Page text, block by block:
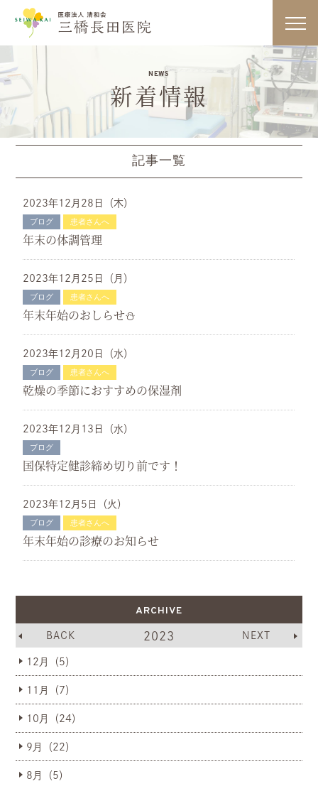
消化器（胃腸）内科
内視鏡内科
医療法人
NEWS
新着情報
記事一覧
2023年12月28日（木）
ブログ 患者さんへ
年末の体調管理
2023年12月25日（月）
ブログ 患者さんへ
年末年始のおしらせ⛄️
2023年12月20日（水）
ブログ 患者さんへ
乾燥の季節におすすめの保湿剤
2023年12月13日（水）
ブログ
国保特定健診締め切り前です！
2023年12月5日（火）
ブログ 患者さんへ
年末年始の診療のお知らせ
ARCHIVE
BACK 2023 NEXT
12月（5）
11月（7）
10月（24）
9月（22）
8月（5）